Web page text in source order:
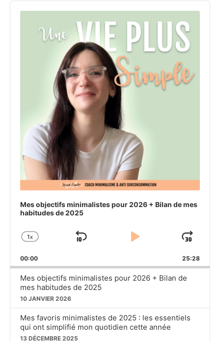
Audio
Player
Mes objectifs minimalistes pour 2026 + Bilan de mes
habitudes de 2025
CHANGE
RATE
1X
SKIP
PLAY
PAUSE
00:00 25:28
Mes objectifs minimalistes pour 2026 + Bilan de
mes habitudes de 2025
10 JANVIER 2026
Mes favoris minimalistes de 2025 : les essentiels
qui ont simplifié mon quotidien cette année
13 DÉCEMBRE 2025